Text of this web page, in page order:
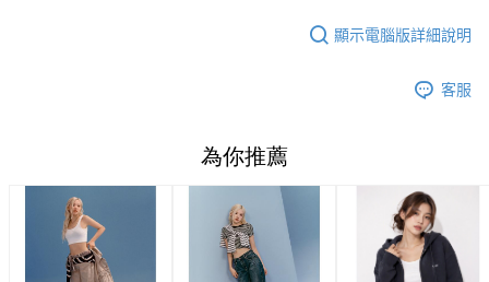
顯示電腦版詳細說明
客服